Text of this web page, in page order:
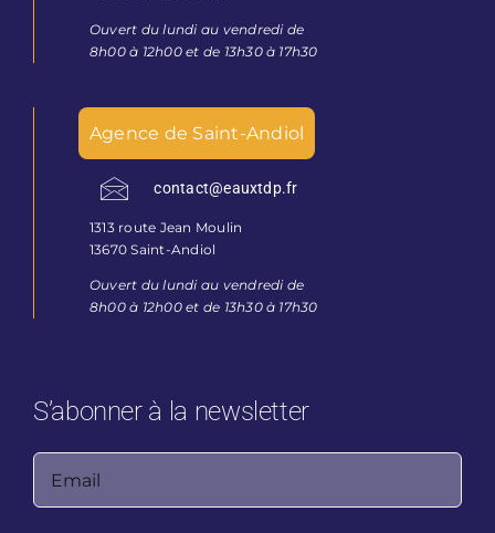
Ouvert du lundi au vendredi de
8h00 à 12h00 et de 13h30 à 17h30
Agence de Saint-Andiol
contact@eauxtdp.fr
1313 route Jean Moulin
13670 Saint-Andiol
Ouvert du lundi au vendredi de
8h00 à 12h00 et de 13h30 à 17h30
S’abonner à la newsletter